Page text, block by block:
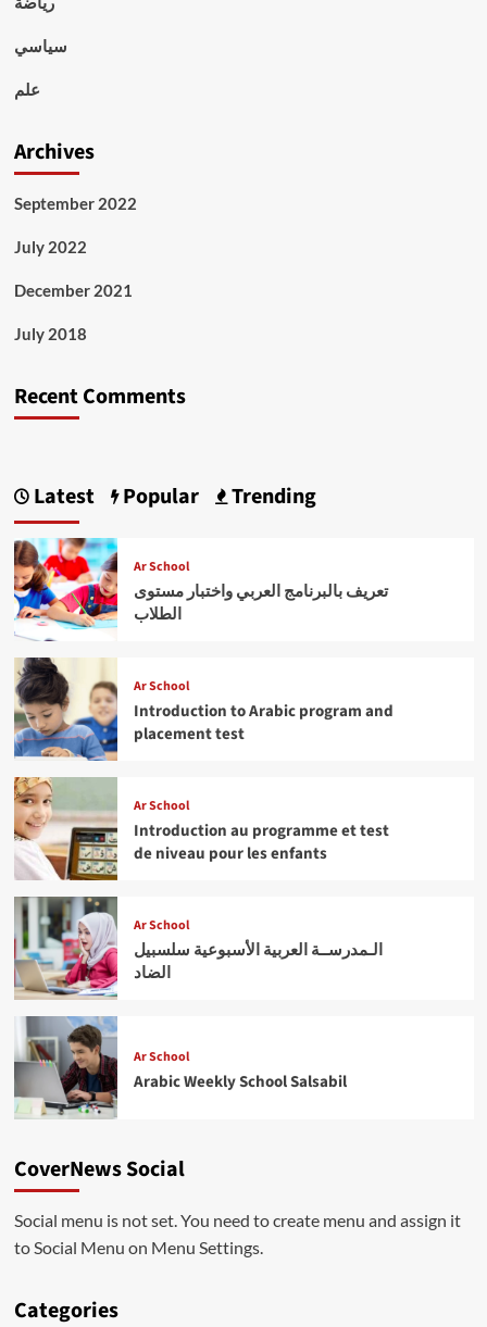
سياسي
علم
Archives
September 2022
July 2022
December 2021
July 2018
Recent Comments
Latest Popular Trending
Ar School
تعريف بالبرنامج العربي واختبار مستوى
الطلاب
Ar School
Introduction to Arabic program and
placement test
Ar School
Introduction au programme et test
de niveau pour les enfants
Ar School
الـمدرســة العربية الأسبوعية سلسبيل
الضاد
Ar School
Arabic Weekly School Salsabil
CoverNews Social
Social menu is not set. You need to create menu and assign it
to Social Menu on Menu Settings.
Categories